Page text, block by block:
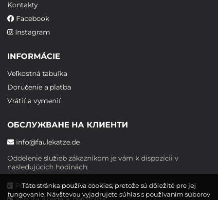
Kontakty
Facebook
Instagram
INFORMÁCIE
Veľkostná tabuľka
Doručenie a platba
Vrátiť a vymeniť
ОБСЛУЖВАНЕ НА КЛИЕНТИ
info@faulekatze.de
Oddelenie služieb zákazníkom je vám k dispozícii v
nasledujúcich hodinách:
Pondelok - piatok: 10:00 - 19:00
Táto stránka používa cookies, pretože sú dôležité pre jej
fungovanie. Návštevou vyjadrujete súhlas s používaním súborov